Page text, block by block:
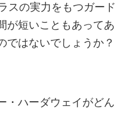
スの実力をもつガード
が短いこともあってあ
ではないでしょうか？
・ハーダウェイがどん